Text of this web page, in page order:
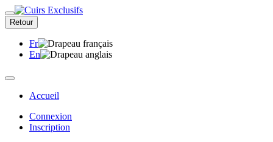
Retour
Fr
En
Accueil
Connexion
Inscription